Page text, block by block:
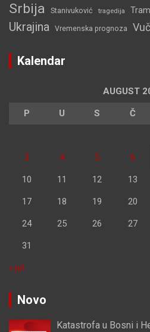
Srbija Stanivuković tragedija
Ukrajina Vremenska prognoza
Kalendar
AUGUST
P U S Č
3 4 5 6
10 11 12 13
17 18 19 20
24 25 26 27
31
« jul
Novo
Katastrofa u Bosni i